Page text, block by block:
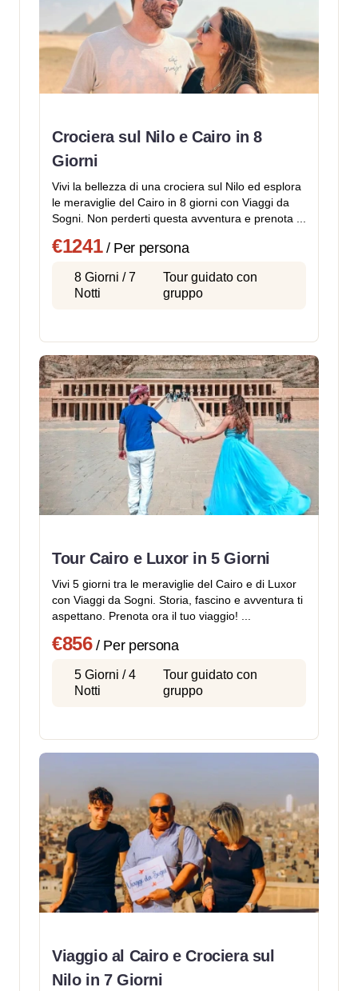
Crociera sul Nilo e Cairo in 8
Giorni
Vivi la bellezza di una crociera sul Nilo ed esplora
le meraviglie del Cairo in 8 giorni con Viaggi da
Sogni. Non perderti questa avventura e prenota ...
€1241/ Per persona
8 Giorni / 7
Notti
Tour guidato con
gruppo
Tour Cairo e Luxor in 5 Giorni
Vivi 5 giorni tra le meraviglie del Cairo e di Luxor
con Viaggi da Sogni. Storia, fascino e avventura ti
aspettano. Prenota ora il tuo viaggio! ...
€856/ Per persona
5 Giorni / 4
Notti
Tour guidato con
gruppo
Viaggio al Cairo e Crociera sul
Nilo in 7 Giorni